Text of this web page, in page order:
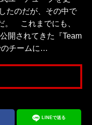
たのだが、その中で
。 これまでにも、
開されてきた『Team
のチームに…
LINEで送る